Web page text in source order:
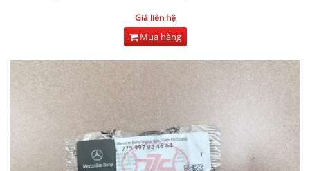
Giá liên hệ
Mua hàng